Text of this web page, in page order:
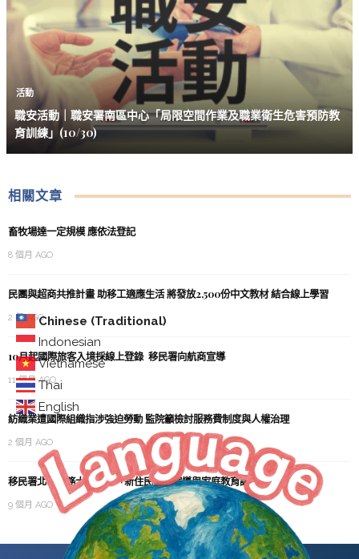
Chinese (Traditional)
Indonesian
Vietnamese
Thai
English
活動
職安活動｜職安署南區中心「局限空間作業及職業衛生危害預防教
育訓練」(10/30)
相關文章
畜牧場達一定規模 應依法登記
8 個月 AGO
民團與超商共推計畫 助移工適應生活 將發放2,500份中文教材 結合線上學習
2 年 AGO
10月起國際旅客入境採線上登錄 移民署向航商宣導
11 個月 AGO
紡織業遭國際組織指涉強迫勞動 監院籲檢討服務費制度與人權治理
2 個月 AGO
移民署北區事務大隊 11月「新住民法令宣導與家庭教育講座」
9 個月 AGO